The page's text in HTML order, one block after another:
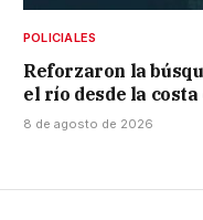
POLICIALES
Reforzaron la
el río desde la
8 de agosto de 2026